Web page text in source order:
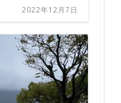
2022年12月7日